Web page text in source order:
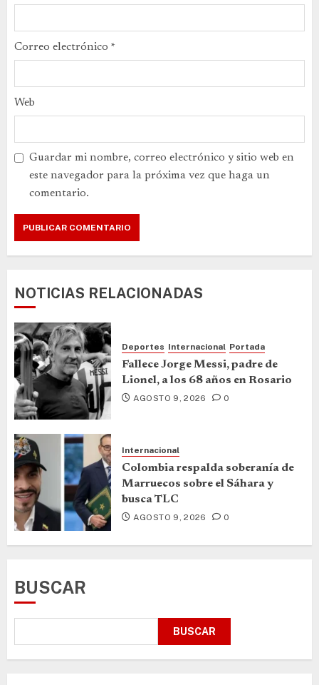
Correo electrónico *
Web
Guardar mi nombre, correo electrónico y sitio web en
este navegador para la próxima vez que haga un
comentario.
NOTICIAS RELACIONADAS
Deportes Internacional Portada
Fallece Jorge Messi, padre de
Lionel, a los 68 años en Rosario
AGOSTO 9, 2026 0
Internacional
Colombia respalda soberanía de
Marruecos sobre el Sáhara y
busca TLC
AGOSTO 9, 2026 0
BUSCAR
BUSCAR